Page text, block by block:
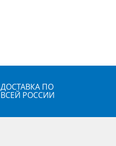
ДОСТАВКА ПО
ВСЕЙ РОССИИ